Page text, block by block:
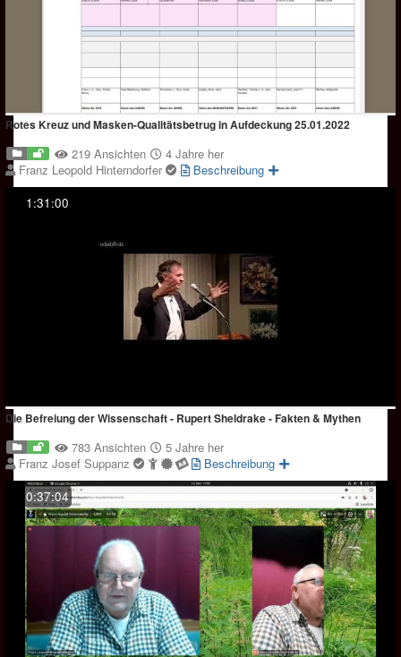
Rotes Kreuz und Masken-Qualitätsbetrug in Aufdeckung 25.01.2022
219 Ansichten
4 Jahre her
Franz Leopold Hinterndorfer
Beschreibung
1:31:00
Die Befreiung der Wissenschaft - Rupert Sheldrake - Fakten & Mythen
783 Ansichten
5 Jahre her
Franz Josef Suppanz
Beschreibung
0:37:04